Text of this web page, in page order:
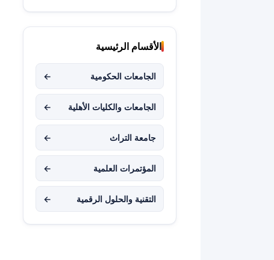
الأقسام الرئيسية
الجامعات الحكومية ←
الجامعات والكليات الأهلية ←
جامعة التراث ←
المؤتمرات العلمية ←
التقنية والحلول الرقمية ←